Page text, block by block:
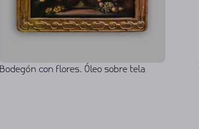
Bodegón con flores. Óleo sobre tela